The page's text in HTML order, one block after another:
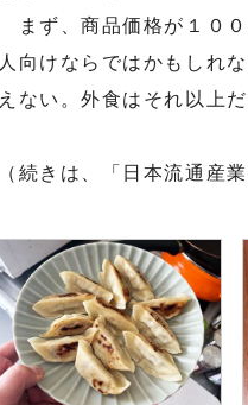
まず、商品価格が１０
人向けならではかもしれ
えない。外食はそれ以上
（続きは、「日本流通産